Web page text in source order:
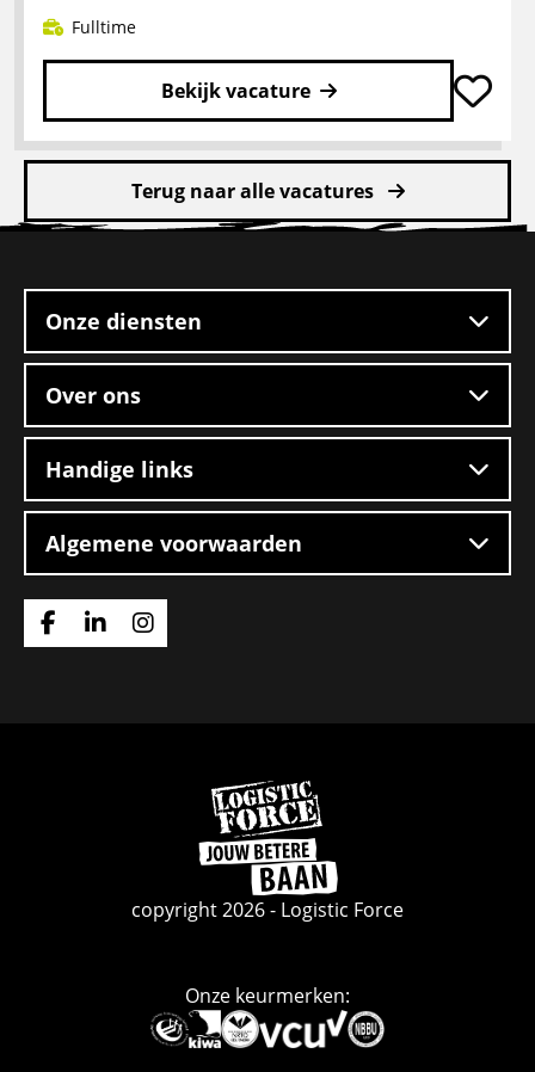
BoxtelFulltime
Bekijk vacature
Lees
meer
CE
Terug naar alle vacatures
footer
Onze diensten
Over ons
Handige links
Algemene voorwaarden
Ga
Ga
Ga
Ga
naar
de
homepage
copyright 2026 - Logistic Force
Onze keurmerken:
Deze
link